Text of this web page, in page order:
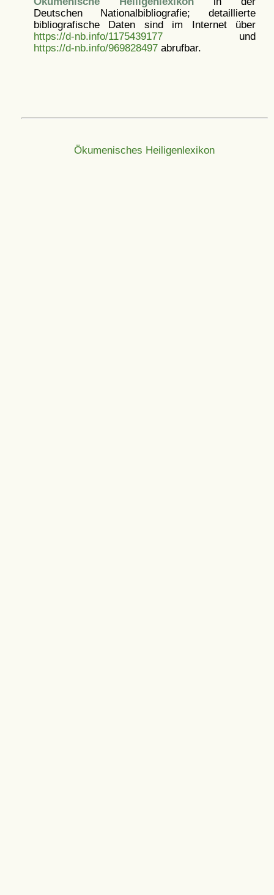
Deutschen Nationalbibliografie; detaillierte
bibliografische Daten sind im Internet über
https://d-nb.info/1175439177und
https://d-nb.info/969828497abrufbar.
Ökumenisches Heiligenlexikon